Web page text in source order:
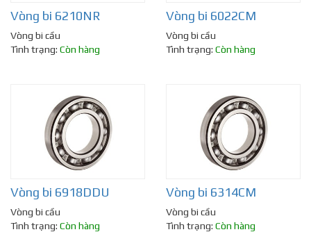
Vòng bi 6210NR
Vòng bi cầu
Tình trạng: Còn hàng
Vòng bi 6022CM
Vòng bi cầu
Tình trạng: Còn hàng
Vòng bi 6918DDU
Vòng bi cầu
Tình trạng: Còn hàng
Vòng bi 6314CM
Vòng bi cầu
Tình trạng: Còn hàng